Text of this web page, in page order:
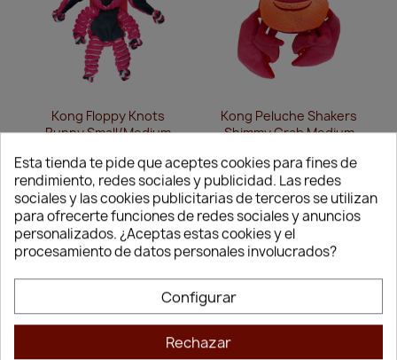
Vista rápida
Kong Floppy Knots
Bunny Small/Medium
14,36 €
Vista rápida
Kong Peluche Shakers
Shimmy Crab Medium
17,18 €
1 2
Peluches para Perros: Suavidad,
Resistencia y Compañía
¿Cansado de recoger relleno de peluche por todo el
salón? Muchos propietarios evitan los juguetes blandos
Esta tienda te pide que aceptes cookies para fines de
rendimiento, redes sociales y publicidad. Las redes
sociales y las cookies publicitarias de terceros se utilizan
para ofrecerte funciones de redes sociales y anuncios
personalizados. ¿Aceptas estas cookies y el
procesamiento de datos personales involucrados?
Configurar
Rechazar